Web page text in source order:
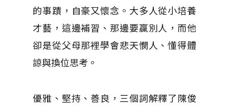
的事蹟，自豪又懷念。大多人從小培養
才藝，這邊補習、那邊要贏別人，而他
卻是從父母那裡學會悲天憫人、懂得體
諒與換位思考。
優雅、堅持、善良，三個詞解釋了陳俊